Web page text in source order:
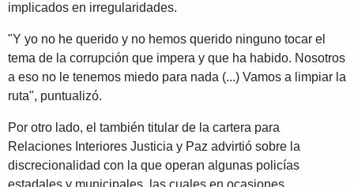
implicados en irregularidades.
"Y yo no he querido y no hemos querido ninguno tocar el
tema de la corrupción que impera y que ha habido. Nosotros
a eso no le tenemos miedo para nada (...) Vamos a limpiar la
ruta", puntualizó.
Por otro lado, el también titular de la cartera para
Relaciones Interiores Justicia y Paz advirtió sobre la
discrecionalidad con la que operan algunas policías
estadales y municipales, las cuales en ocasiones